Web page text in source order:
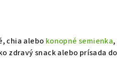
chia alebo konopné semienka,
zdravý snack alebo prísada do